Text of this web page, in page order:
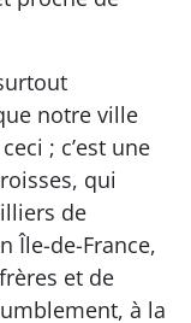
notre ville
; c’est une
qui
de
Île-de-France,
et de
à la